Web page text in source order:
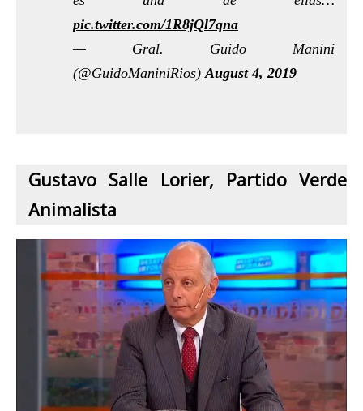
pic.twitter.com/1R8jQl7qna
— Gral. Guido Manini
(@GuidoManiniRios)August 4, 2019
Gustavo Salle Lorier, Partido Verde
Animalista